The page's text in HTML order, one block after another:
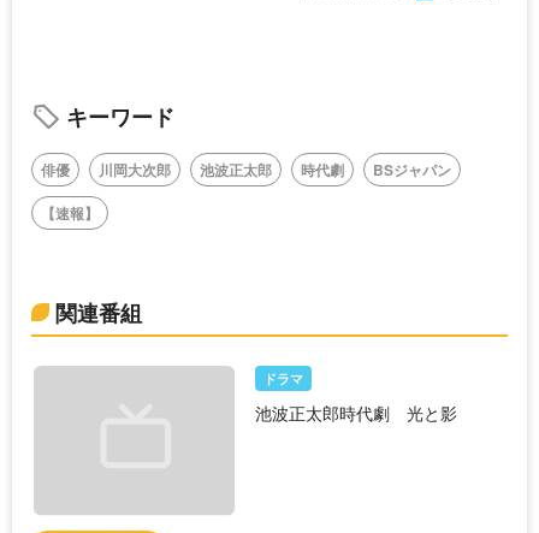
キーワード
俳優 川岡大次郎 池波正太郎 時代劇
BSジャパン
【速報】
関連番組
ドラマ
池波正太郎時代劇 光と影